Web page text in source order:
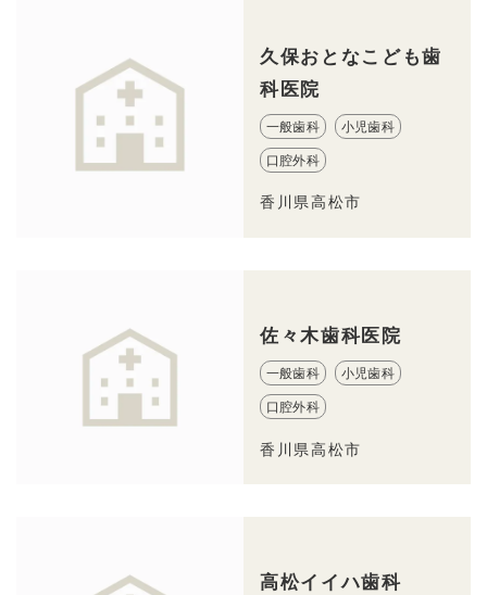
久保おとなこども歯
科医院
一般歯科 小児歯科
口腔外科
香川県高松市
佐々木歯科医院
一般歯科 小児歯科
口腔外科
香川県高松市
高松イイハ歯科